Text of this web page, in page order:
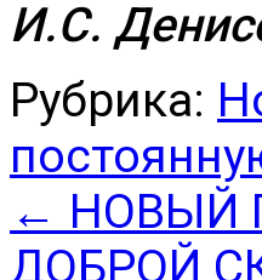
И.С.
Рубрика:
← НОВЫЙ
ДОБРОЙ